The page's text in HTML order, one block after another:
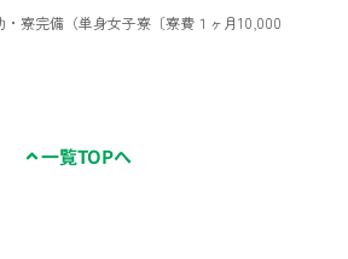
・寮完備（単身女子寮〔寮費１ヶ月10,000
一覧TOPへ